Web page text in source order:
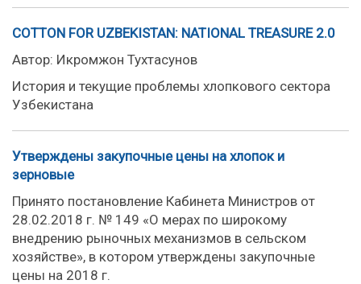
COTTON FOR UZBEKISTAN: NATIONAL TREASURE 2.0
Автор: Икромжон Тухтасунов
История и текущие проблемы хлопкового сектора
Узбекистана
Утверждены закупочные цены на хлопок и
зерновые
Принято постановление Кабинета Министров от
28.02.2018 г. № 149 «О мерах по широкому
внедрению рыночных механизмов в сельском
хозяйстве», в котором утверждены закупочные
цены на 2018 г.